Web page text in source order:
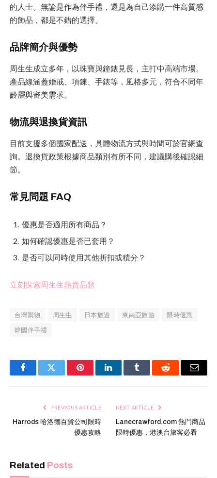
的人士。無論是作為伴手禮，還是為自己添購一件高質感
的飾品，都是不錯的選擇。
品牌簡介與優勢
周生生成立多年，以珠寶與鐘錶見長，主打中高端市場。
產品線涵蓋婚戒、項鍊、手錶等，風格多元，符合不同年
齡層與審美需求。
物流與退換貨資訊
目前支援多個國家配送，具體物流方式與時間可於官網查
詢。退換貨政策根據商品類別有所不同，建議購後確認細
節。
常見問題 FAQ
優惠是否適用所有商品？
如何確認優惠是否已套用？
是否可以同時使用其他折扣或積分？
立刻探索周生生熱賣品類
台灣購物 周生生 日本旅遊 東南亞旅遊
限時優惠
韓國伴手禮
FacebookTwitter PinterestLinkedInTumblr Reddit Email
PREVIOUS ARTICLE
Harrods 哈洛德百貨公司限時
優惠攻略
NEXT ARTICLE
Lanecrawford.com 熱門商品
限時優惠，港澳台旅客必看
Related Posts